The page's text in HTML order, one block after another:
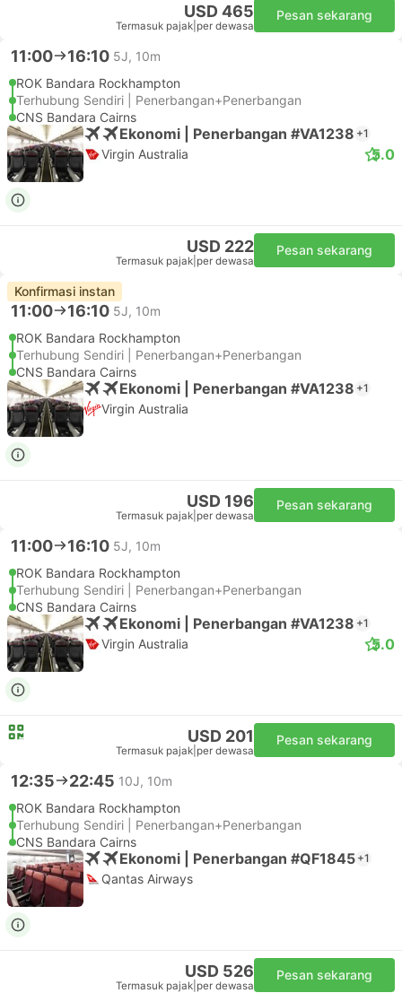
USD 465
Termasuk pajak per dewasa
Pesan sekarang
11:00 16:10 5J, 10m
ROK Bandara Rockhampton
Terhubung Sendiri | Penerbangan+Penerbangan
CNS Bandara Cairns
Ekonomi | Penerbangan #VA1238 +1
Virgin Australia 5.0
USD 222
Termasuk pajak per dewasa
Pesan sekarang
Konfirmasi instan
11:00 16:10 5J, 10m
ROK Bandara Rockhampton
Terhubung Sendiri | Penerbangan+Penerbangan
CNS Bandara Cairns
Ekonomi | Penerbangan #VA1238 +1
Virgin Australia
USD 196
Termasuk pajak per dewasa
Pesan sekarang
11:00 16:10 5J, 10m
ROK Bandara Rockhampton
Terhubung Sendiri | Penerbangan+Penerbangan
CNS Bandara Cairns
Ekonomi | Penerbangan #VA1238 +1
Virgin Australia 5.0
USD 201
Termasuk pajak per dewasa
Pesan sekarang
12:35 22:45 10J, 10m
ROK Bandara Rockhampton
Terhubung Sendiri | Penerbangan+Penerbangan
CNS Bandara Cairns
Ekonomi | Penerbangan #QF1845 +1
Qantas Airways
USD 526
Termasuk pajak per dewasa
Pesan sekarang